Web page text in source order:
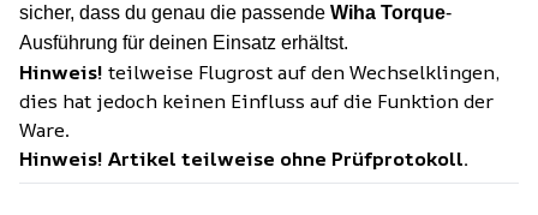
sicher, dass du genau die passende Wiha Torque-
Ausführung für deinen Einsatz erhältst.
Hinweis! teilweise Flugrost auf den Wechselklingen,
dies hat jedoch keinen Einfluss auf die Funktion der
Ware.
Hinweis! Artikel teilweise ohne Prüfprotokoll.